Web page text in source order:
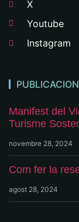
X
Youtube
Instagram
Manifest del
Turisme
novembre 28, 2024
Com fer la
agost 28, 2024